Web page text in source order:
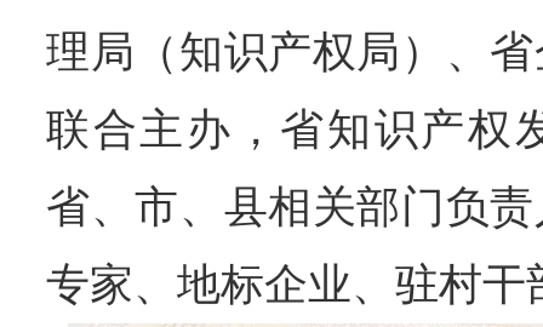
理局（知识产权局）、
联合主办，省知识产权
省、市、县相关部门负
专家、地标企业、驻村干